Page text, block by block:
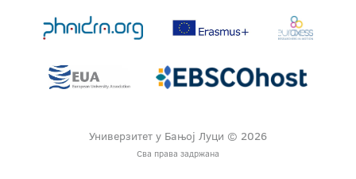
Универзитет у Бањој Луци © 2026
Сва права задржана